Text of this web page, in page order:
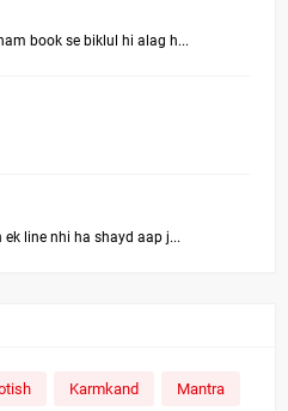
book se biklul hi alag h...
line nhi ha shayd aap j...
Karmkand Mantra